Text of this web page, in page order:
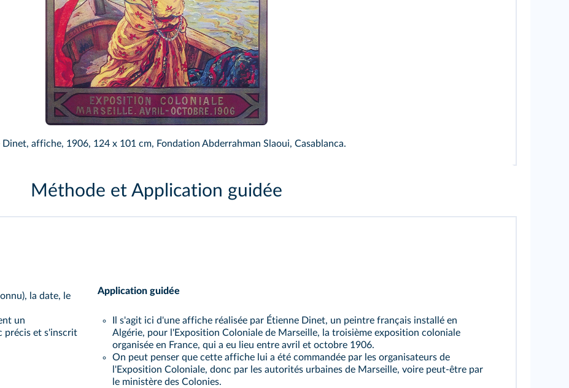
Dinet, affiche, 1906, 124 x 101 cm, Fondation Abderrahman Slaoui, Casablanca.
Méthode et Application guidée
la date, le
un
précis et s'inscrit
Application guidée
Il s'agit ici d'une affiche réalisée par Étienne Dinet, un peintre français installé en
Algérie, pour l'Exposition Coloniale de Marseille, la troisième exposition coloniale
organisée en France, qui a eu lieu entre avril et octobre 1906.
On peut penser que cette affiche lui a été commandée par les organisateurs de
l'Exposition Coloniale, donc par les autorités urbaines de Marseille, voire peut‑être par
le ministère des Colonies.